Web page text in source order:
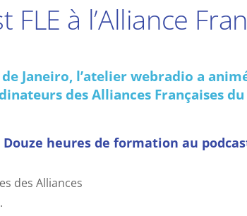
à l’Alliance
Janeiro, l’atelier webradio a
des Alliances Françaises
Douze heures de formation au
des Alliances